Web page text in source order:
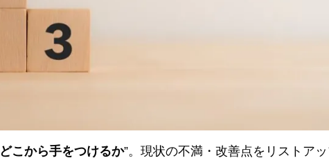
どこから手をつけるか”。現状の不満・改善点をリストア